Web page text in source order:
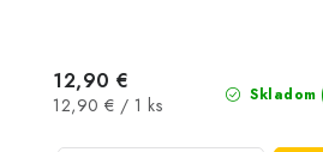
Skladom
12,90 €
Jednotková
12,90 € / 1 ks